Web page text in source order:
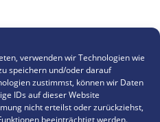
verwenden wir Technologien wie
speichern und/oder darauf
zustimmst, können wir Daten
IDs auf dieser Website
nicht erteilst oder zurückziehst,
beeinträchtigt werden.